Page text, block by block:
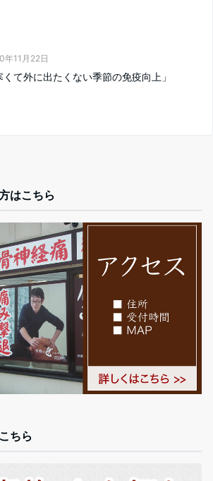
年11月22日
くて外に出たくない季節の免疫向上」
はこちら
ちら